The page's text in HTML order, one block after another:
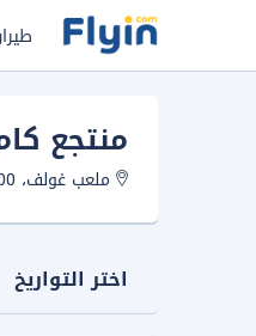
منتجع
ملعب غولف، 39000، تاناه راتا، كاميرون هايلاند، باهانج، ماليزيا.
اختر التواريخ